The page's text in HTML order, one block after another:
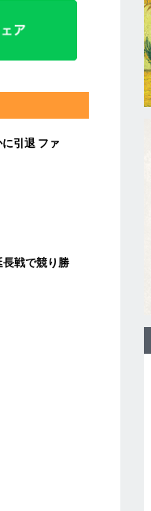
引退 ファ
戦で競り勝